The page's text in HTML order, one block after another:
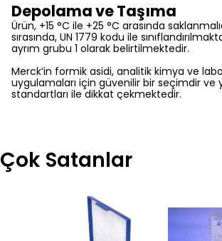
Depolama ve Taşıma
Ürün, +15 °C ile +25 °C arasında
sırasında, UN 1779 kodu ile
ayrım grubu 1 olarak belirtilmektedir.
Merck’in formik asidi, analitik kimya ve
uygulamaları için güvenilir bir seçimdir ve
standartları ile dikkat çekmektedir.
Çok Satanlar